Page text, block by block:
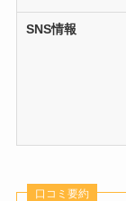
SNS情報
口コミ要約